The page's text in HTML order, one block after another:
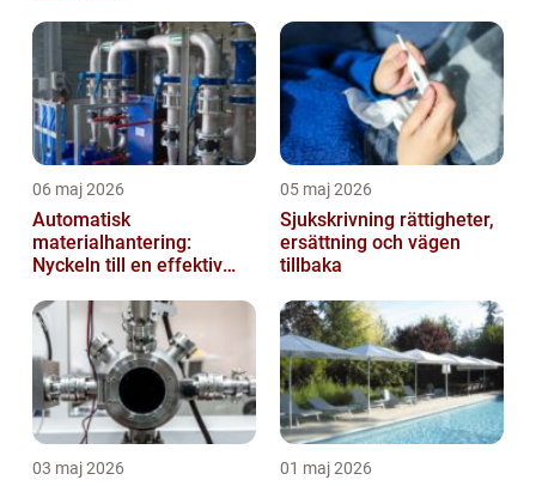
06 maj 2026
Automatisk
materialhantering:
Nyckeln till en effektiv
05 maj 2026
Sjukskrivning rättigheter,
ersättning och vägen
tillbaka
03 maj 2026 01 maj 2026